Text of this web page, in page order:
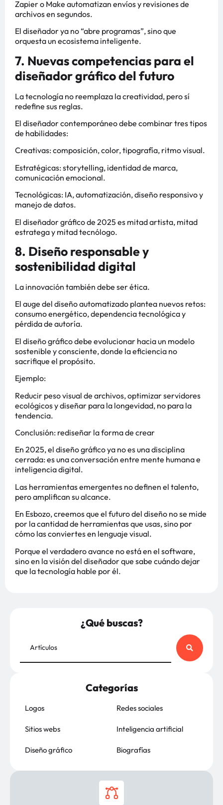
Zapier o Make automatizan envíos y revisiones de
archivos en segundos.
El diseñador ya no “abre programas”, sino que
orquesta un ecosistema inteligente.
7. Nuevas competencias para el
diseñador gráfico del futuro
La tecnología no reemplaza la creatividad, pero sí
redefine sus reglas.
El diseñador contemporáneo debe combinar tres tipos
de habilidades:
Creativas: composición, color, tipografía, ritmo visual.
Estratégicas: storytelling, identidad de marca,
comunicación emocional.
Tecnológicas: IA, automatización, diseño responsivo y
manejo de datos.
El diseñador gráfico de 2025 es mitad artista, mitad
estratega y mitad tecnólogo.
8. Diseño responsable y
sostenibilidad digital
La innovación también debe ser ética.
El auge del diseño automatizado plantea nuevos retos:
consumo energético, dependencia tecnológica y
pérdida de autoría.
El diseño gráfico debe evolucionar hacia un modelo
sostenible y consciente, donde la eficiencia no
sacrifique el propósito.
Ejemplo:
Reducir peso visual de archivos, optimizar servidores
ecológicos y diseñar para la longevidad, no para la
tendencia.
Conclusión: rediseñar la forma de crear
En 2025, el diseño gráfico ya no es una disciplina
cerrada: es una conversación entre mente humana e
inteligencia digital.
Las herramientas emergentes no definen el talento,
pero amplifican su alcance.
En Esbozo, creemos que el futuro del diseño no se mide
por la cantidad de herramientas que usas, sino por
cómo las conviertes en lenguaje visual.
Porque el verdadero avance no está en el software,
sino en la visión del diseñador que sabe cuándo dejar
que la tecnología hable por él.
¿Qué buscas?
Categorías
Logos
Sitios webs
Diseño gráfico
Redes sociales
Inteligencia artificial
Biografías